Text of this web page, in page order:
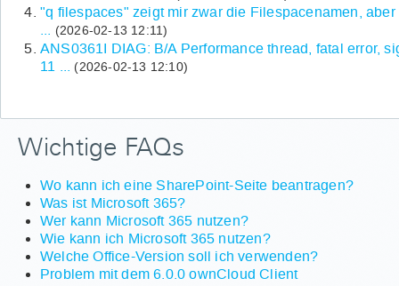
"q filespaces" zeigt mir zwar die Filespacenamen, aber
(2026-02-13 12:11)
ANS0361I DIAG: B/A Performance thread, fatal error,
11 ...
(2026-02-13 12:10)
Wichtige FAQs
Wo kann ich eine SharePoint-Seite beantragen?
Was ist Microsoft 365?
Wer kann Microsoft 365 nutzen?
Wie kann ich Microsoft 365 nutzen?
Welche Office-Version soll ich verwenden?
Problem mit dem 6.0.0 ownCloud Client